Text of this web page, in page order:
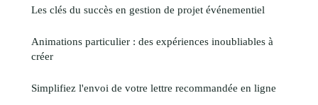
Les clés du succès en gestion de projet événementiel
Animations particulier : des expériences inoubliables à
créer
Simplifiez l'envoi de votre lettre recommandée en ligne